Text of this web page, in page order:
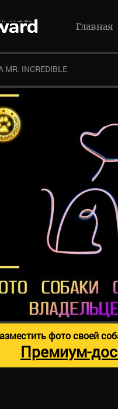
Главная
MR. INCREDIBLE
фото своей
Премиум-